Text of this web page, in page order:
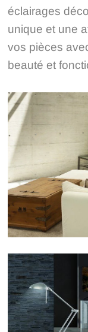
éclairages
unique et une
vos pièces
beauté et